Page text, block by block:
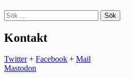
Sök
efter:
Kontakt
Twitter+ Facebook + Mail
Mastodon